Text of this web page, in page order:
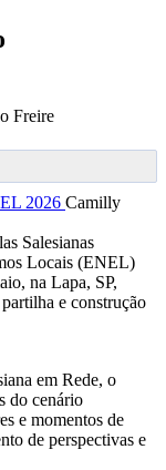
Freire
Camilly
Salesianas
Locais (ENEL)
na Lapa, SP,
e construção
em Rede, o
do cenário
e momentos de
de perspectivas e